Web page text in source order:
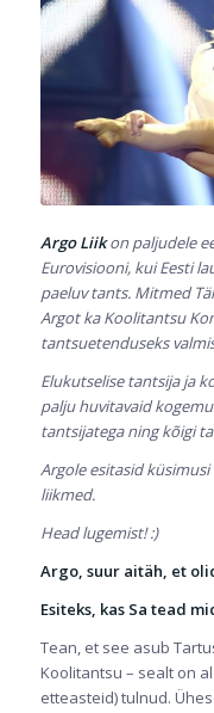
Argo Liikon paljudele
Eurovisiooni, kui Eesti
paeluv tants. Mitmed
Argot ka Koolitantsu
tantsuetenduseks
Elukutselise tantsija ja
palju huvitavaid
tantsijatega ning kõigi
Argole esitasid
liikmed.
Head lugemist! :)
Argo, suur aitäh, et
Esiteks, kas Sa tead
Tean, et see asub
Koolitantsu – sealt on
etteasteid) tulnud.